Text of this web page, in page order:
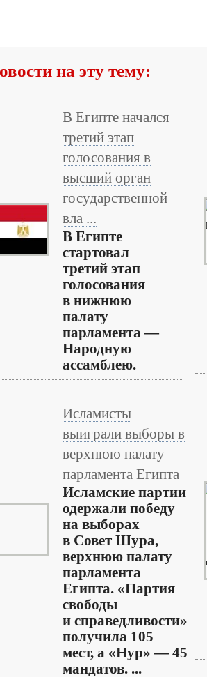
на эту тему:
В Египте начался
третий этап
голосования в
высший орган
государственной
вла ...
В Египте
стартовал
третий этап
голосования
в нижнюю
палату
парламента —
Народную
ассамблею.
Исламисты
выиграли выборы в
верхнюю палату
парламента Египта
Исламские партии
одержали победу
на выборах
в Совет Шура,
верхнюю палату
парламента
Египта. «Партия
свободы
и справедливости»
получила 105
мест, а «Нур» — 45
мандатов. ...